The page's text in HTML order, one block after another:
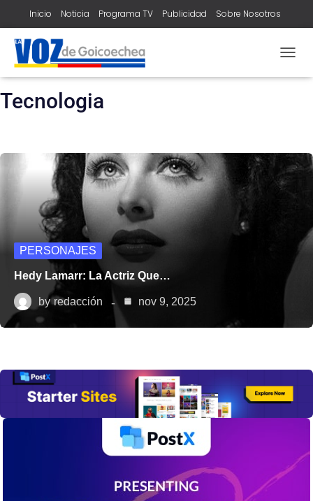
Inicio Noticia Programa TV Publicidad Sobre Nosotros
home tecnologia
Tecnologia
PERSONAJES
Hedy Lamarr: La Actriz Que…
by redacción nov 9, 2025